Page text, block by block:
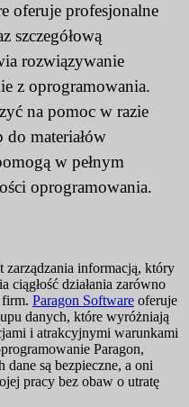
oferuje profesjonalne
szczegółową
rozwiązywanie
z oprogramowania.
na pomoc w razie
do materiałów
w pełnym
oprogramowania.
informacją, który
ciągłość działania zarówno
Paragon Software oferuje
danych, które wyróżniają
i atrakcyjnymi warunkami
Paragon,
są bezpieczne, a oni
pracy bez obaw o utratę